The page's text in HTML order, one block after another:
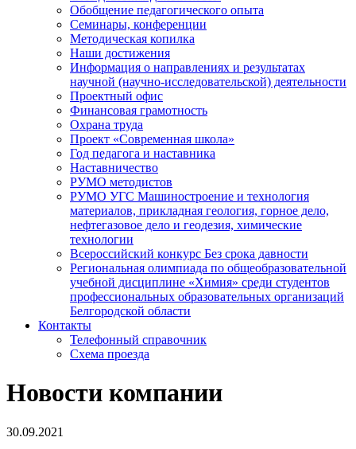
Обобщение педагогического опыта
Семинары, конференции
Методическая копилка
Наши достижения
Информация о направлениях и результатах
научной (научно-исследовательской) деятельности
Проектный офис
Финансовая грамотность
Охрана труда
Проект «Современная школа»
Год педагога и наставника
Наставничество
РУМО методистов
РУМО УГС Машиностроение и технология
материалов, прикладная геология, горное дело,
нефтегазовое дело и геодезия, химические
технологии
Всероссийский конкурс Без срока давности
Региональная олимпиада по общеобразовательной
учебной дисциплине «Химия» среди студентов
профессиональных образовательных организаций
Белгородской области
Контакты
Телефонный справочник
Схема проезда
Новости компании
30.09.2021